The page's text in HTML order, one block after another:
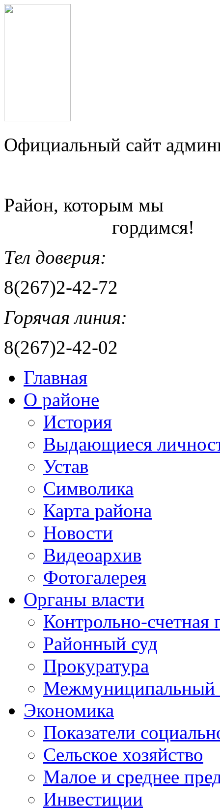
Официальный сайт
Район, которым мы
гордимся!
Тел доверия:
8(267)2-42-72
Горячая линия:
8(267)2-42-02
Главная
О районе
История
Выдающиеся
Устав
Символика
Карта района
Новости
Видеоархив
Фотогалерея
Органы власти
Контрольно-счетная
Районный суд
Прокуратура
Межмуниципальный
Экономика
Показатели
Сельское хозяйство
Малое и среднее
Инвестиции